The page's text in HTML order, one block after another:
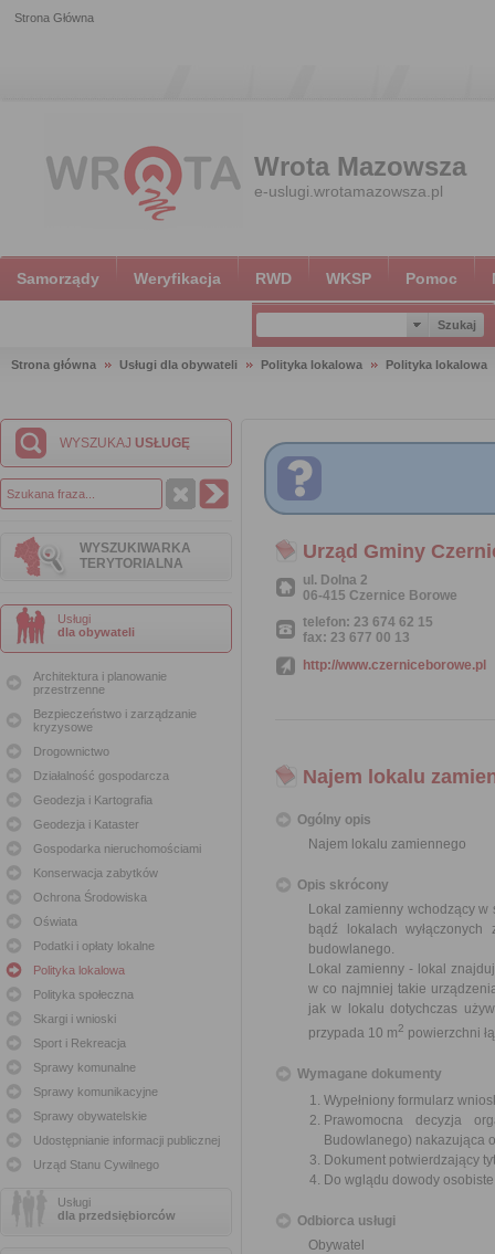
Strona Główna
Wrota Mazowsza
e-uslugi.wrotamazowsza.pl
Samorządy Weryfikacja RWD WKSP Pomoc
Strona główna Usługi dla obywateli Polityka lokalowa Polityka lokalowa
WYSZUKAJ USŁUGĘ
WYSZUKIWARKA
TERYTORIALNA
Usługi
dla obywateli
Architektura i planowanie
przestrzenne
Bezpieczeństwo i zarządzanie
kryzysowe
Drogownictwo
Działalność gospodarcza
Geodezja i Kartografia
Geodezja i Kataster
Gospodarka nieruchomościami
Konserwacja zabytków
Ochrona Środowiska
Oświata
Podatki i opłaty lokalne
Polityka lokalowa
Polityka społeczna
Skargi i wnioski
Sport i Rekreacja
Sprawy komunalne
Sprawy komunikacyjne
Sprawy obywatelskie
Udostępnianie informacji publicznej
Urząd Stanu Cywilnego
Usługi
dla przedsiębiorców
Urząd Gminy
ul. Dolna 2
06-415 Czernice Borowe
telefon: 23 674 62 15
fax: 23 677 00 13
http://www.czerniceborowe.pl
Najem lokalu
Ogólny opis
Najem lokalu zamiennego
Opis skrócony
Lokal zamienny wchodzący
bądź lokalach
budowlanego.
Lokal zamienny - lokal
w co najmniej takie
jak w lokalu dotychczas
przypada 10 m2 powierzchni
Wymagane dokumenty
Wypełniony formularz
Prawomocna decyzja
Budowlanego) nakazująca
Dokument potwierdzający
Do wglądu dowody
Odbiorca usługi
Obywatel